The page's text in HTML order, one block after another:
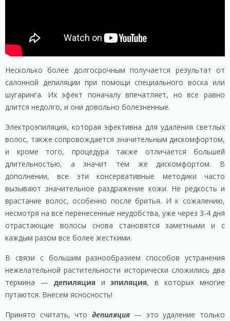
Несколько более долгосрочным получается результат от
салонной депиляции при помощи специального воска или
шугаринга. Их эфект поначалу впечатляет, но все равно
длится недолго, и они довольно болезненные.
Электроэпиляция, которая эфективна для удаления светлых
волос, также сопровождается значительным дискомфортом,
и кроме того, процедура также отличается большей
длительностью, а значит тем же дискомфортом. В
дополнении, все эти консервативные методики часто
вызывают значительное раздражение кожи. Не редкость и
врастание волос, особенно после бритья. И к сожалению,
несмотря на все перенесенные неудобства, уже через 3-4 дня
отрастающие волосы снова становятся заметными и с
каждым разом все более жесткими.
В связи с большим разнообразием способов устранения
нежелательной растительности исторически сложились два
термина — депиляцияиэпиляция, в которых многие
путаются. Внесем ясносность!
Принято считать, что депиляция— это удаление только